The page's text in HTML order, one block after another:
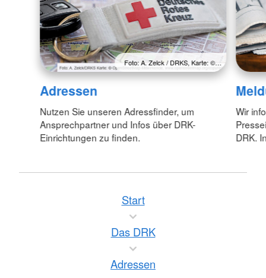
Foto: A. Zelck / DRKS, Karte: ©…
Adressen
Nutzen Sie unseren Adressfinder, um
Ansprechpartner und Infos über DRK-
Einrichtungen zu finden.
Wir
DRK.
Start
Das DRK
Adressen